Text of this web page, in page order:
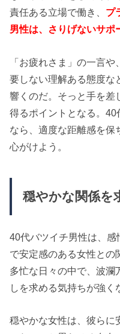
責任ある立場で働き、 プ
男性は、さりげないサポ
「お疲れさま」の一言
要しない理解ある態度な
響くのだ。そっと手を差
得るポイントとなる。40
なら、適度な距離感を保
心がけよう。
穏やかな関係を
40代バツイチ男性は、
で安定感のある女性との
多忙な日々の中で、波瀾
しを求める気持ちが強く
穏やかな女性は、彼らに